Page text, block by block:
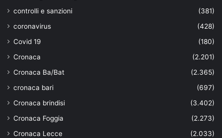
controlli e sanzioni
(381)
coronavirus
(428)
Covid 19
(180)
Cronaca
(2.201)
Cronaca Ba/Bat
(2.365)
cronaca bari
(697)
Cronaca brindisi
(3.402)
Cronaca Foggia
(2.273)
Cronaca Lecce
(2.033)